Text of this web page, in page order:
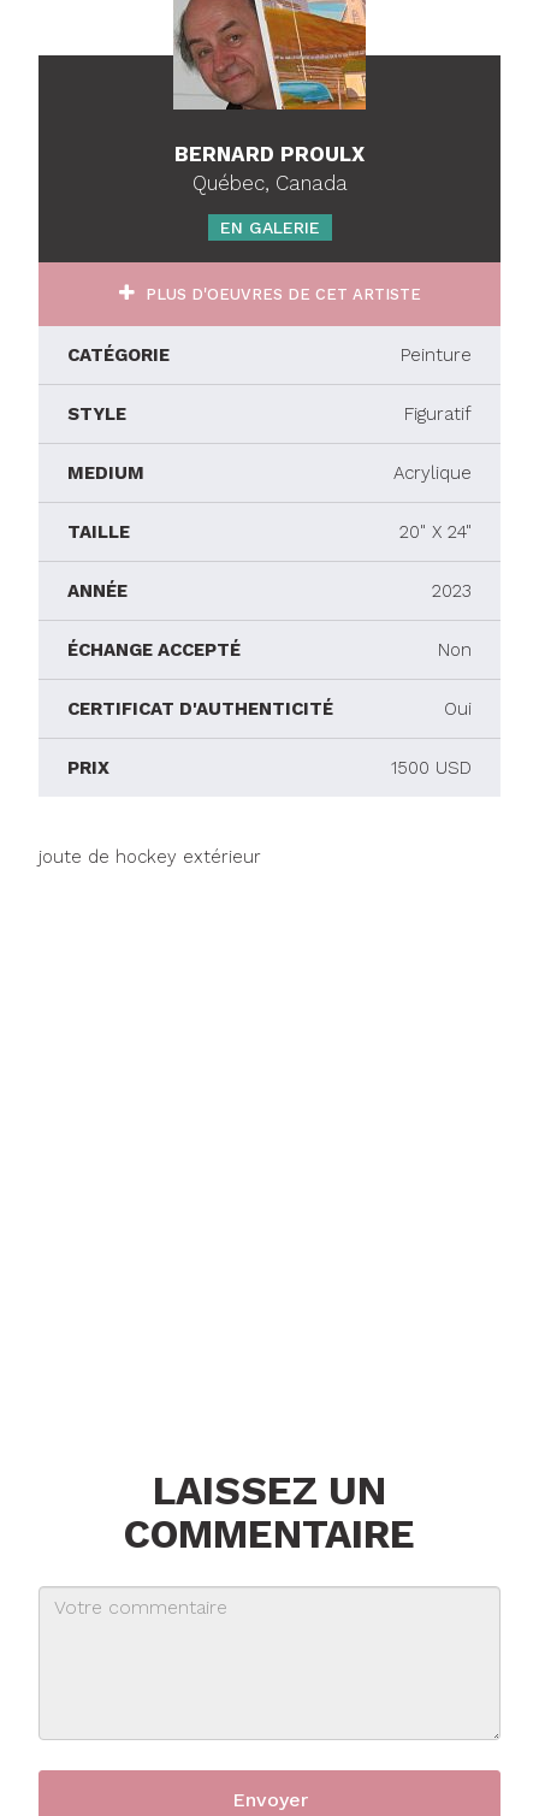
BERNARD PROULX
Québec, Canada
EN GALERIE
PLUS D'OEUVRES DE CET ARTISTE
CATÉGORIE Peinture
STYLE Figuratif
MEDIUM Acrylique
TAILLE 20" X 24"
ANNÉE 2023
ÉCHANGE ACCEPTÉ Non
CERTIFICAT D'AUTHENTICITÉ Oui
PRIX 1500 USD
joute de hockey extérieur
LAISSEZ UN
COMMENTAIRE